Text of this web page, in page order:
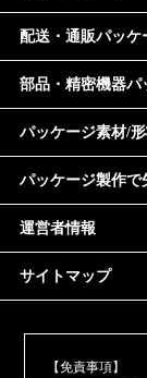
配送・通販パッケ
部品・精密機器パ
パッケージ素材/
パッケージ製作で
運営者情報
サイトマップ
【免責事項】